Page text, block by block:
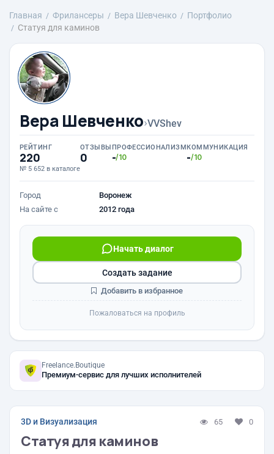
Главная Фрилансеры Вера Шевченко
Портфолио
Статуя для каминов
Вера Шевченко›VVShev
РЕЙТИНГ
220
№ 5 652 в каталоге
ОТЗЫВЫ
0
ПРОФЕССИОНАЛИЗМ
-/10
КОММУНИКАЦИЯ
-/10
Город
Воронеж
На сайте с
2012 года
Начать диалог
Создать задание
Добавить в избранное
Пожаловаться на профиль
Freelance.Boutique
Премиум-сервис для лучших исполнителей
3D и Визуализация 65 0
Статуя для каминов